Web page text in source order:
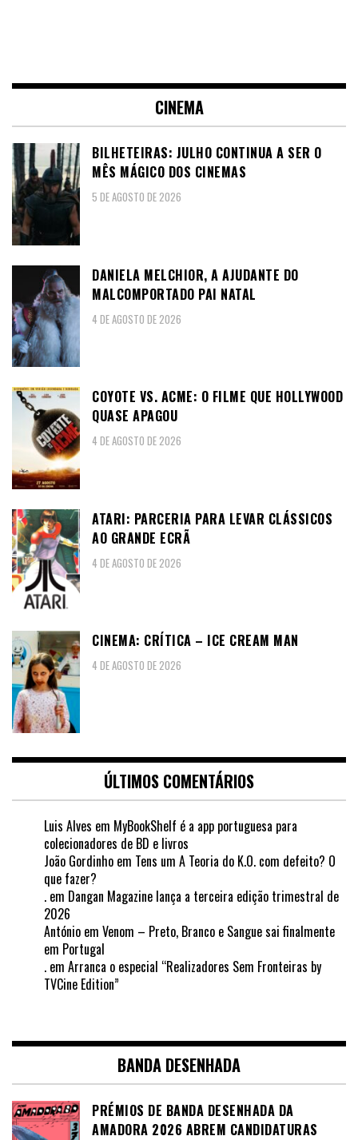
CINEMA
BILHETEIRAS: JULHO CONTINUA A SER O
MÊS MÁGICO DOS CINEMAS
5 DE AGOSTO DE 2026
DANIELA MELCHIOR, A AJUDANTE DO
MALCOMPORTADO PAI NATAL
4 DE AGOSTO DE 2026
COYOTE VS. ACME: O FILME QUE HOLLYWOOD
QUASE APAGOU
4 DE AGOSTO DE 2026
ATARI: PARCERIA PARA LEVAR CLÁSSICOS
AO GRANDE ECRÃ
4 DE AGOSTO DE 2026
CINEMA: CRÍTICA – ICE CREAM MAN
4 DE AGOSTO DE 2026
ÚLTIMOS COMENTÁRIOS
Luis Alves em MyBookShelf é a app portuguesa para
colecionadores de BD e livros
João Gordinho em Tens um A Teoria do K.O. com defeito? O
que fazer?
. em Dangan Magazine lança a terceira edição trimestral de
2026
António em Venom – Preto, Branco e Sangue sai finalmente
em Portugal
. em Arranca o especial “Realizadores Sem Fronteiras by
TVCine Edition”
BANDA DESENHADA
PRÉMIOS DE BANDA DESENHADA DA
AMADORA 2026 ABREM CANDIDATURAS